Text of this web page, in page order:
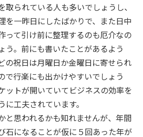
取られている人も多いでしょうし、
を一昨日にしたばかりで、また日中
って引け前に整理するのも厄介なの
う。前にも書いたことがあるよう
の祝日は月曜日か金曜日に寄せられ
で行楽にも出かけやすいでしょう
ットが開いていてビジネスの効率を
工夫されています。
と思われるかも知れませんが、年間
石になることが仮に５回あった年が